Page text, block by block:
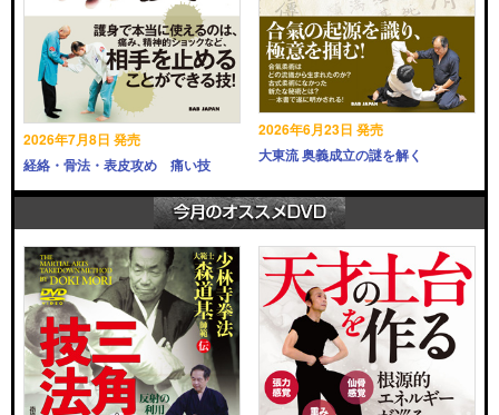
2026年7月8日 発売
経絡・骨法・表皮攻め 痛い技
2026年6月23日 発売
大東流 奥義成立の謎を解く